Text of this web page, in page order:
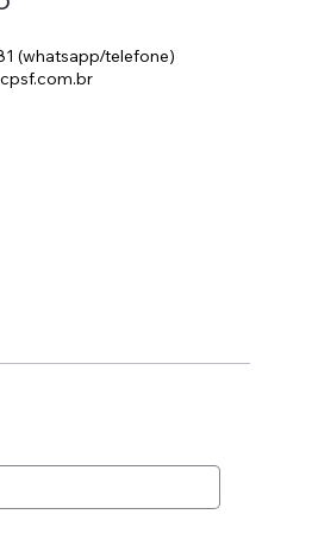
(whatsapp/telefone)